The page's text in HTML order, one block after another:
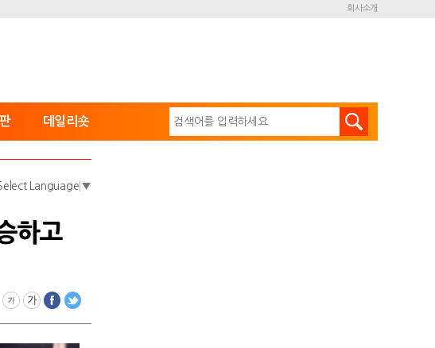
회사소개
데일리숏
Language ▼
하고